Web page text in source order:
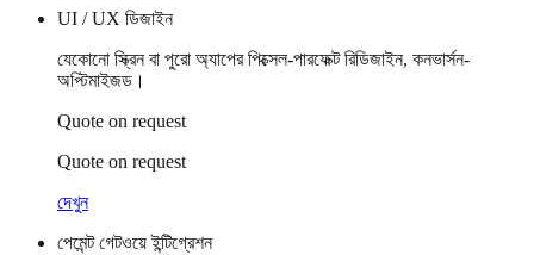
UI / UX ডিজাইন
যেকোনো স্ক্রিন বা পুরো অ্যাপের পিক্সেল-পারফেক্ট রিডিজাইন, কনভার্সন-
অপ্টিমাইজড।
Quote on request
Quote on request
দেখুন
পেমেন্ট গেটওয়ে ইন্টিগ্রেশন